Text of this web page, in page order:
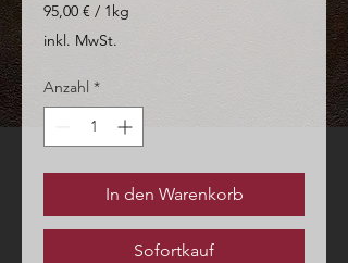
95,00 € / 1kg
95,00 €
Kilogramm
inkl. MwSt.
Anzahl *
In den Warenkorb
Sofortkauf